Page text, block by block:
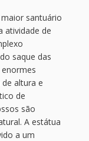
santuário
atividade de
saque das
altura e
de
são
A estátua
a um